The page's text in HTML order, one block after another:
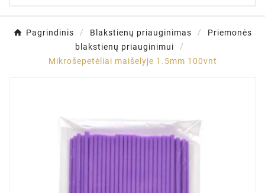
Pagrindinis Blakstienų priauginimas
Priemonės
blakstienų priauginimui
Mikrošepetėliai maišelyje 1.5mm 100vnt